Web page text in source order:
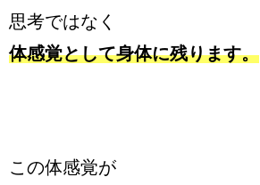
思考ではなく
体感覚として身体に残ります。
この体感覚が